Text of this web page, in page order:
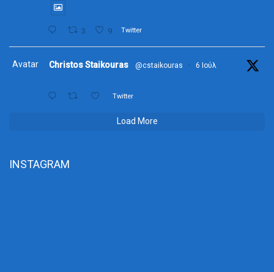
3 9 Twitter
Avatar Christos Staikouras @cstaikouras · 6 Ιούλ
Twitter
Load More
INSTAGRAM